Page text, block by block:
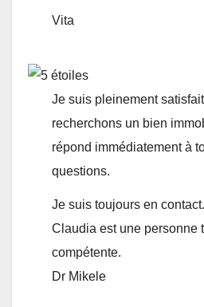
Vita
Je suis pleinement
recherchons un bien
répond immédiatement à
questions.
Je suis toujours en contact.
Claudia est une personne
compétente.
Dr Mikele